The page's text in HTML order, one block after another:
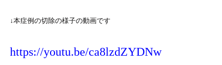
↓本症例の切除の様子の動画です
https://youtu.be/ca8lzdZYDNw